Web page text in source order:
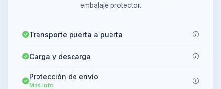
embalaje protector.
Transporte puerta a puerta
Carga y descarga
Protección de envío
Más info